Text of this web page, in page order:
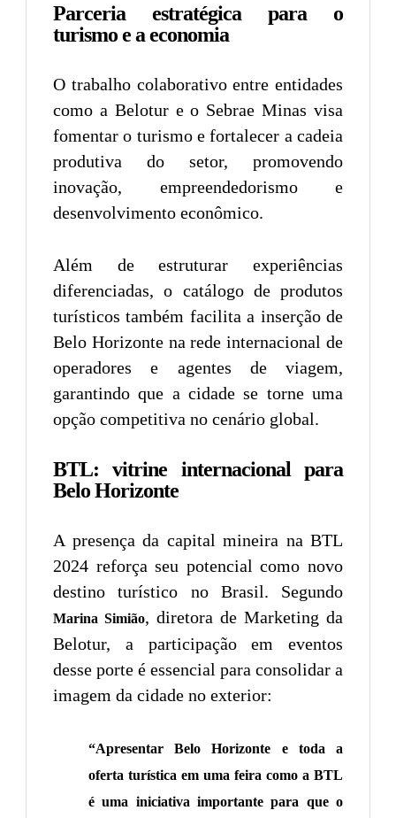
Parceria estratégica para o
turismo e a economia
O trabalho colaborativo entre entidades
como a Belotur e o Sebrae Minas visa
fomentar o turismo e fortalecer a cadeia
produtiva do setor, promovendo
inovação, empreendedorismo e
desenvolvimento econômico.
Além de estruturar experiências
diferenciadas, o catálogo de produtos
turísticos também facilita a inserção de
Belo Horizonte na rede internacional de
operadores e agentes de viagem,
garantindo que a cidade se torne uma
opção competitiva no cenário global.
BTL: vitrine internacional para
Belo Horizonte
A presença da capital mineira na BTL
2024 reforça seu potencial como novo
destino turístico no Brasil. Segundo
Marina Simião, diretora de Marketing da
Belotur, a participação em eventos
desse porte é essencial para consolidar a
imagem da cidade no exterior:
“Apresentar Belo Horizonte e toda a
oferta turística em uma feira como a BTL
é uma iniciativa importante para que o